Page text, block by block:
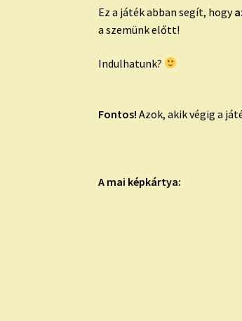
Ez a játék abban segít, hogy
a szemünk előtt!
Indulhatunk?
Fontos! Azok, akik végig a
A mai képkártya: